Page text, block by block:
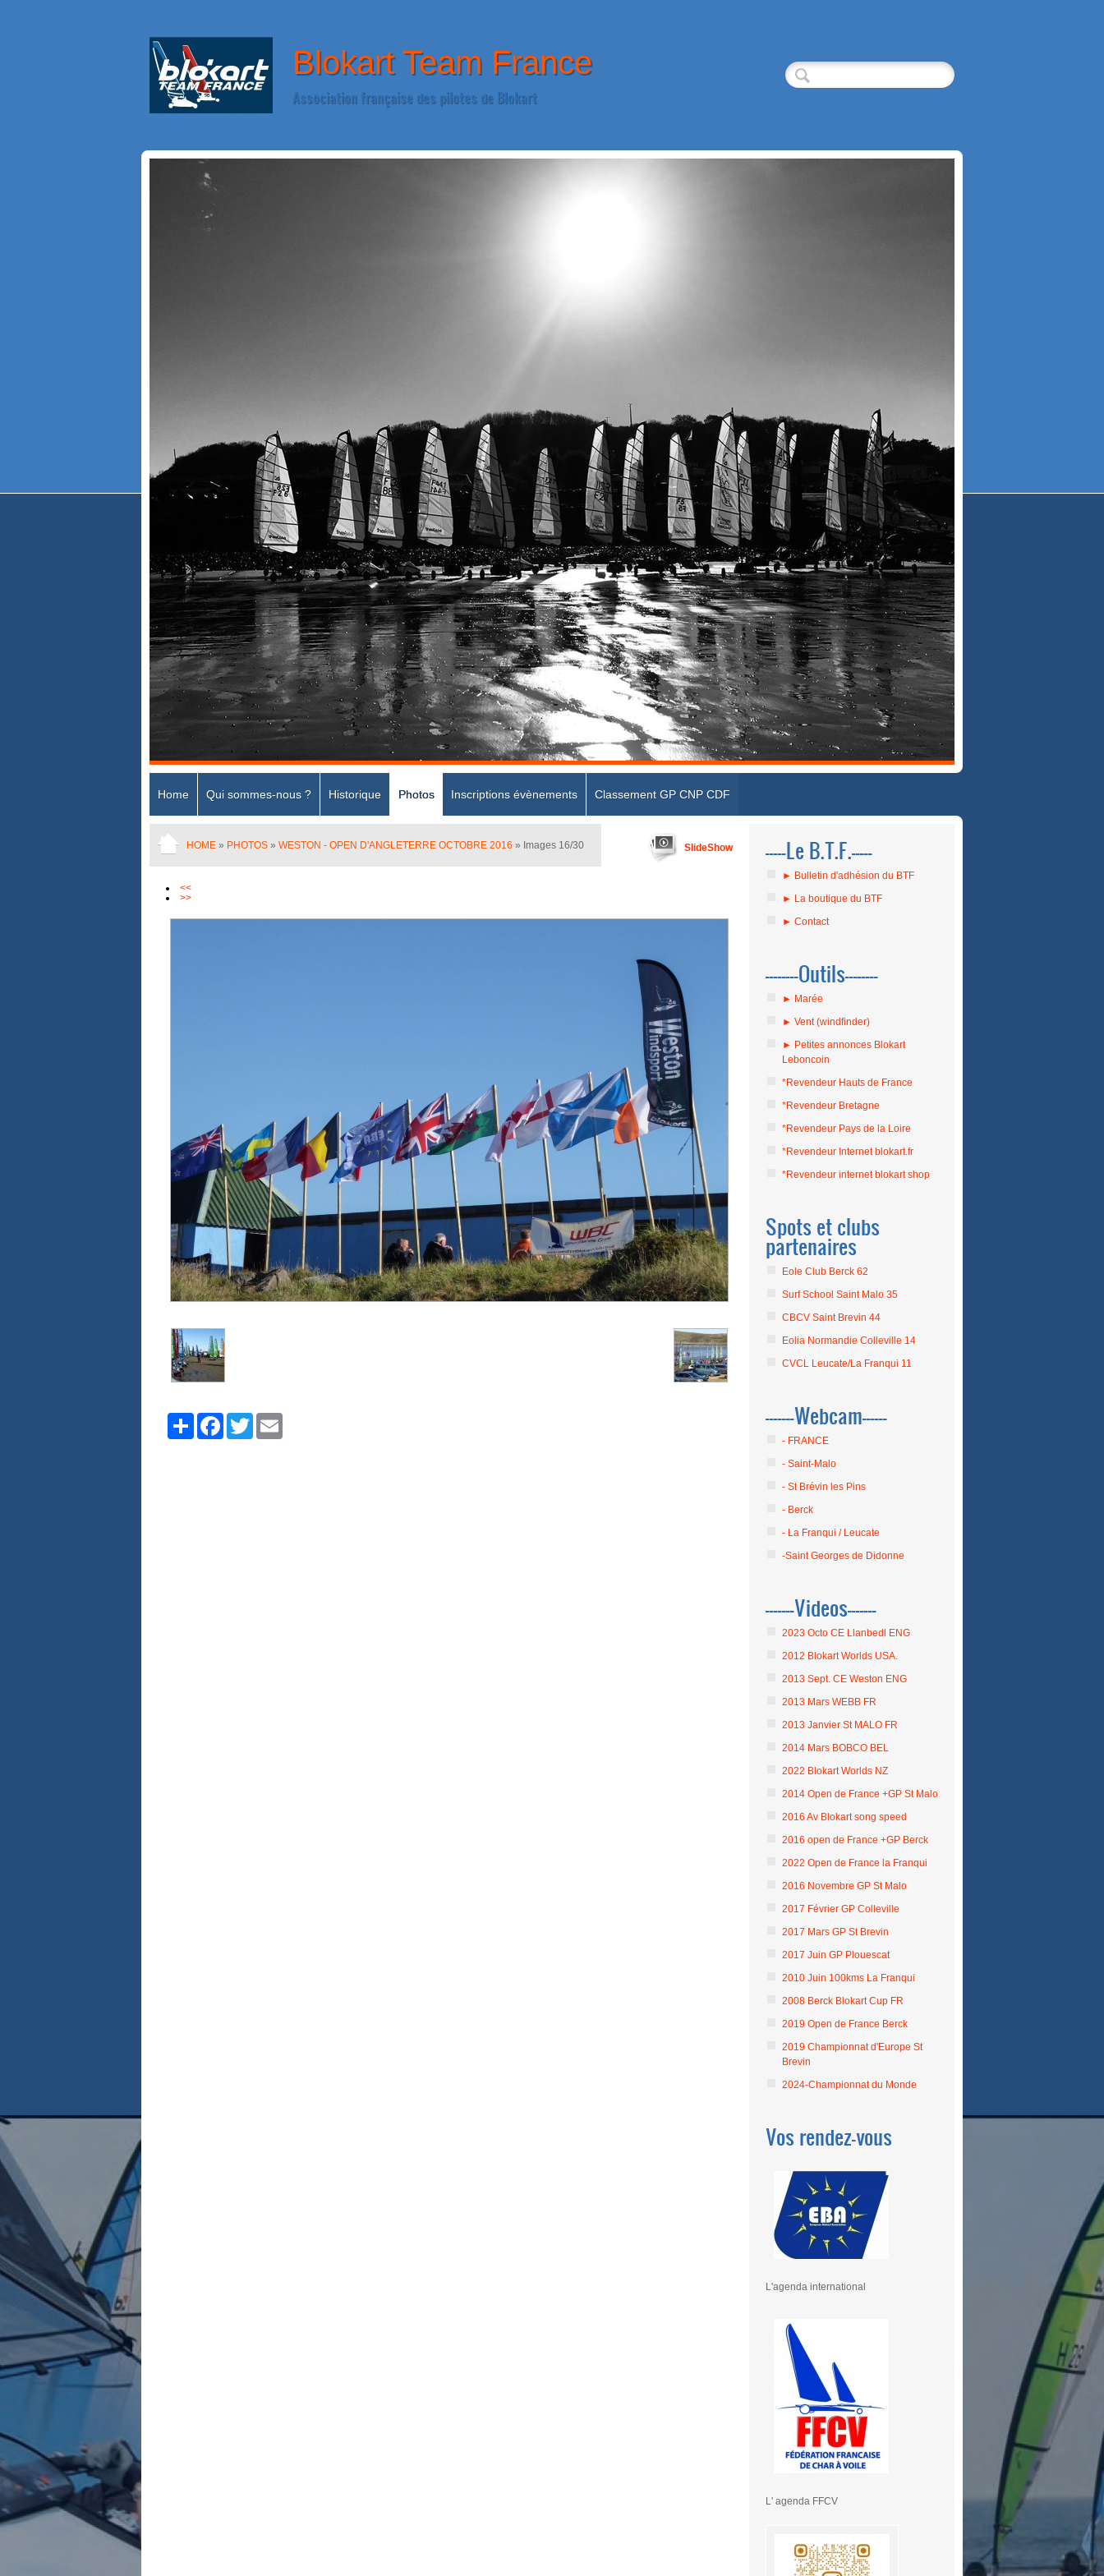
Blokart Team France
Association française des pilotes de Blokart
Home Qui sommes-nous ? Historique Photos Inscriptions évènements Classement GP CNP CDF
HOME » PHOTOS » WESTON - OPEN D'ANGLETERRE OCTOBRE 2016 » Images 16/30 SlideShow
<<
>>
Share FacebookTwitter
-----Le B.T.F.-----
► Bulletin d'adhésion du BTF
► La boutique du BTF
► Contact
--------Outils--------
► Marée
► Vent (windfinder)
► Petites annonces Blokart
Leboncoin
*Revendeur Hauts de France
*Revendeur Bretagne
*Revendeur Pays de la Loire
*Revendeur Internet blokart.fr
*Revendeur internet blokart shop
Spots et clubs
partenaires
Eole Club Berck 62
Surf School Saint Malo 35
CBCV Saint Brevin 44
Eolia Normandie Colleville 14
CVCL Leucate/La Franqui 11
-------Webcam------
- FRANCE
- Saint-Malo
- St Brévin les Pins
- Berck
- La Franqui / Leucate
-Saint Georges de Didonne
-------Videos-------
2023 Octo CE Llanbedl ENG
2012 Blokart Worlds USA.
2013 Sept. CE Weston ENG
2013 Mars WEBB FR
2013 Janvier St MALO FR
2014 Mars BOBCO BEL
2022 Blokart Worlds NZ
2014 Open de France +GP St Malo
2016 Av Blokart song speed
2016 open de France +GP Berck
2022 Open de France la Franqui
2016 Novembre GP St Malo
2017 Février GP Colleville
2017 Mars GP St Brevin
2017 Juin GP Plouescat
2010 Juin 100kms La Franqui
2008 Berck Blokart Cup FR
2019 Open de France Berck
2019 Championnat d'Europe St
Brevin
2024-Championnat du Monde
Vos rendez-vous
L'agenda international
L' agenda FFCV